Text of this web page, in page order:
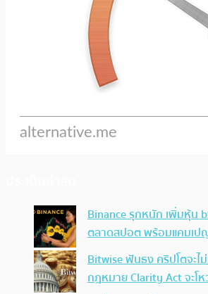
Binance รุกหนัก เพิ่มหุ้น
ตลาดสปอต พร้อมแคมเป
Bitwise ฟันธง คริปโตจะไ
กฎหมาย Clarity Act จะโ